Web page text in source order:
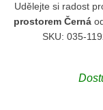
Udělejte si radost
prostorem Černá
SKU: 035-